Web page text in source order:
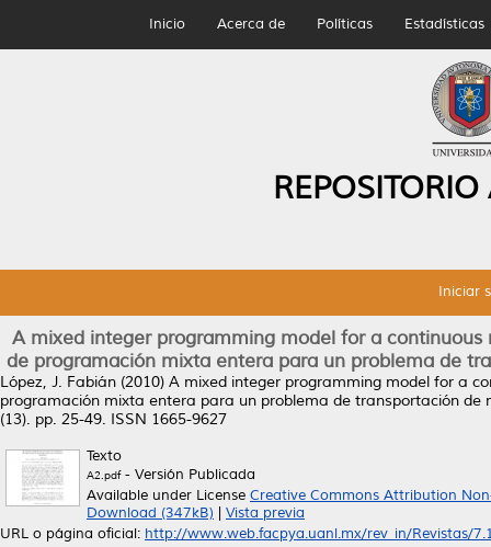
Inicio Acerca de Políticas Estadísticas
Iniciar
A mixed integer programming model for a
de programación mixta entera para un problema de
López, J. Fabián (2010) A mixed integer programming model for a
programación mixta entera para un problema de transportación de
(13). pp. 25-49. ISSN 1665-9627
Texto
A2.pdf- Versión Publicada
Available under License Creative Commons Attribution
Download (347kB)
Vista previa
URL o página oficial: http://www.web.facpya.uanl.mx/rev_in/Revistas/